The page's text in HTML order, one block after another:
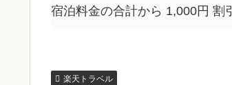
宿泊料金の合計から 1,000円 割引
楽天トラベル